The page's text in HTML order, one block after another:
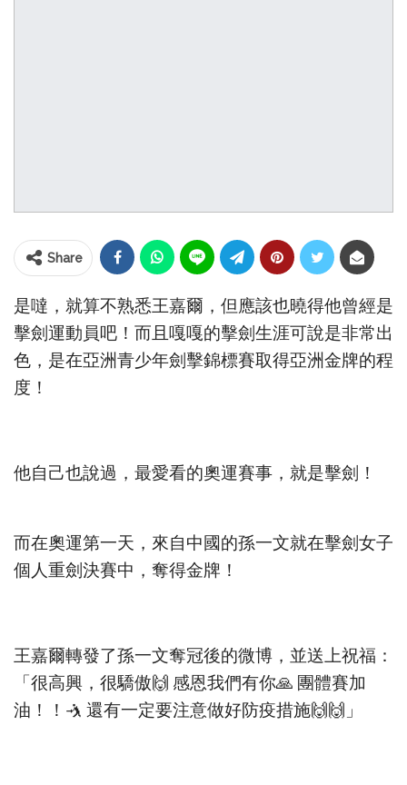
Share
是噠，就算不熟悉王嘉爾，但應該也曉得他曾經是
擊劍運動員吧！而且嘎嘎的擊劍生涯可說是非常出
色，是在亞洲青少年劍擊錦標賽取得亞洲金牌的程
度！
他自己也說過，最愛看的奧運賽事，就是擊劍！
而在奧運第一天，來自中國的孫一文就在擊劍女子
個人重劍決賽中，奪得金牌！
王嘉爾轉發了孫一文奪冠後的微博，並送上祝福：
「很高興，很驕傲🙌 感恩我們有你🙏 團體賽加
油！！🤺 還有一定要注意做好防疫措施🙌🙌」